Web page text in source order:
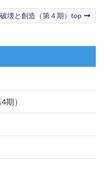
破壊と創造（第４期）top
期）